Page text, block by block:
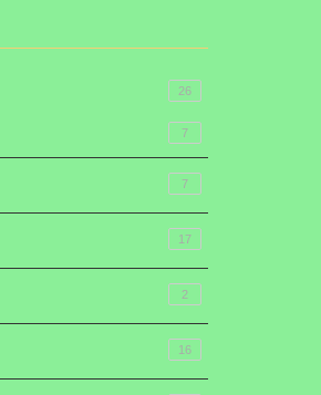
26
7
7
17
2
16